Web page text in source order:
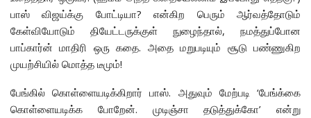
பாஸ் விஜய்க்கு போட்டியா? என்கிற பெரும் ஆர்வத்தோடும்
கேள்வியோடும் தியேட்டருக்குள் நுழைந்தால், நமத்துப்போன
பாப்கார்ன் மாதிரி ஒரு கதை. அதை மறுபடியும் சூடு பண்ணுகிற
முயற்சியில் மொத்த டீமும்!
பேங்கில் கொள்ளையடிக்கிறார் பாஸ். அதுவும் மேற்படி ‘பேங்க்கை
கொள்ளையடிக்க போறேன். முடிஞ்சா தடுத்துக்கோ’ என்று